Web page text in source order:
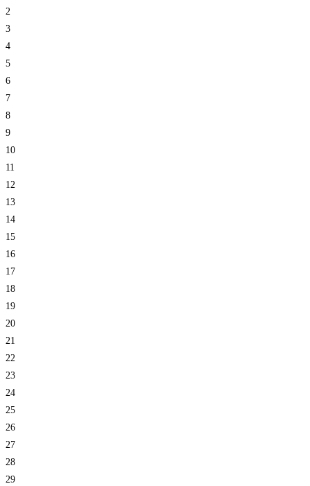
2
3
4
5
6
7
8
9
10
11
12
13
14
15
16
17
18
19
20
21
22
23
24
25
26
27
28
29